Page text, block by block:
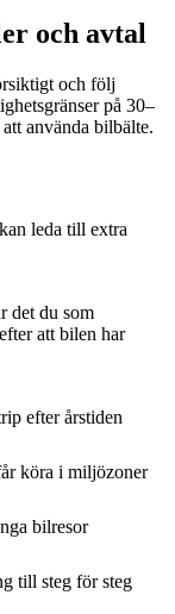
och avtal
och följ
på 30–
använda bilbälte.
leda till extra
det du som
att bilen har
efter årstiden
köra i miljözoner
bilresor
till steg för steg